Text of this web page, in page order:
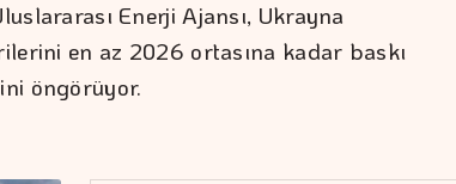
Enerji Ajansı, Ukrayna
en az 2026 ortasına kadar baskı
öngörüyor.